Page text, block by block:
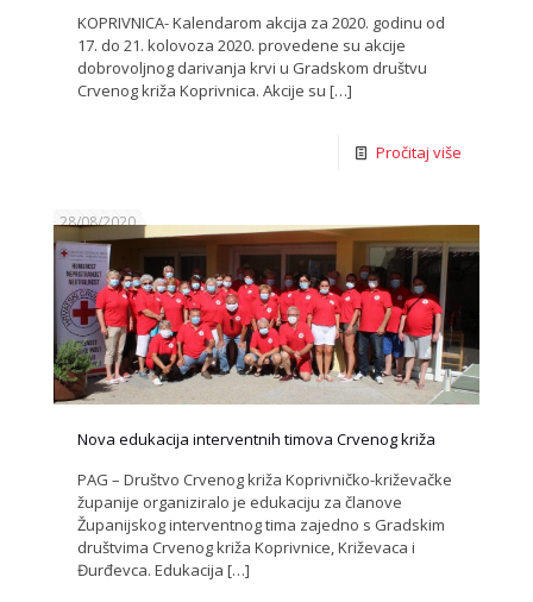
KOPRIVNICA- Kalendarom akcija za 2020. godinu od
17. do 21. kolovoza 2020. provedene su akcije
dobrovoljnog darivanja krvi u Gradskom društvu
Crvenog križa Koprivnica. Akcije su […]
Pročitaj više
28/08/2020
Nova edukacija interventnih timova Crvenog križa
PAG – Društvo Crvenog križa Koprivničko-križevačke
županije organiziralo je edukaciju za članove
Županijskog interventnog tima zajedno s Gradskim
društvima Crvenog križa Koprivnice, Križevaca i
Đurđevca. Edukacija […]